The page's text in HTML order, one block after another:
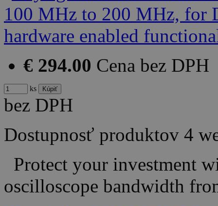
€ 294.00 Cena bez DPH
ks
bez DPH
Dostupnosť produktov 4
Protect your investment
oscilloscope bandwidth